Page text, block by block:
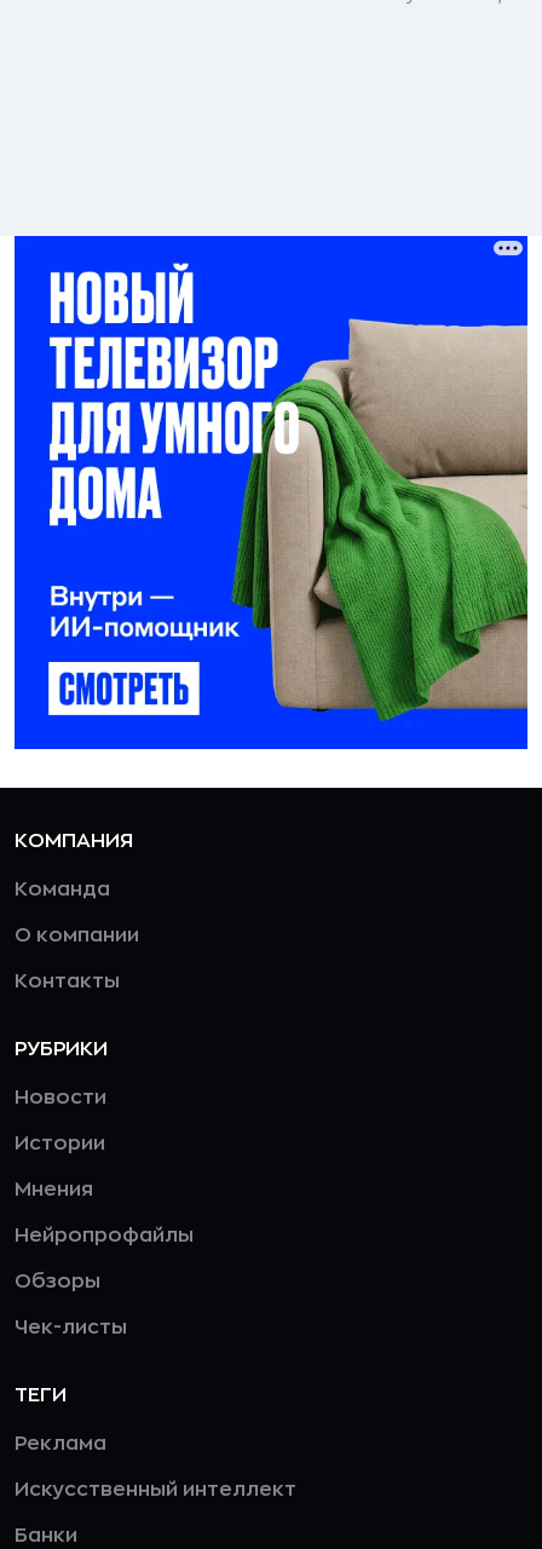
КОМПАНИЯ
Команда
О компании
Контакты
РУБРИКИ
Новости
Истории
Мнения
Нейропрофайлы
Обзоры
Чек-листы
ТЕГИ
Реклама
Искусственный интеллект
Банки